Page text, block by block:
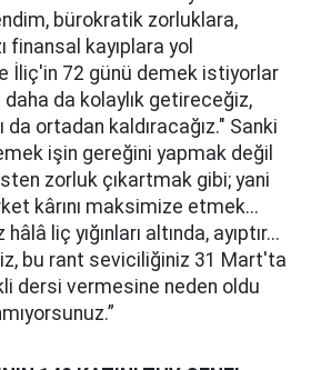
bürokratik zorluklara,
finansal kayıplara yol
İliç'in 72 günü demek istiyorlar
da kolaylık getireceğiz,
ortadan kaldıracağız." Sanki
işin gereğini yapmak değil
zorluk çıkartmak gibi; yani
kârını maksimize etmek...
liç yığınları altında, ayıptır...
bu rant seviciliğiniz 31 Mart'ta
dersi vermesine neden oldu